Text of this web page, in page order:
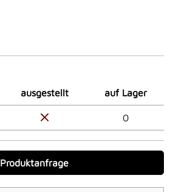
ausgestellt
auf Lager
0
Produktanfrage